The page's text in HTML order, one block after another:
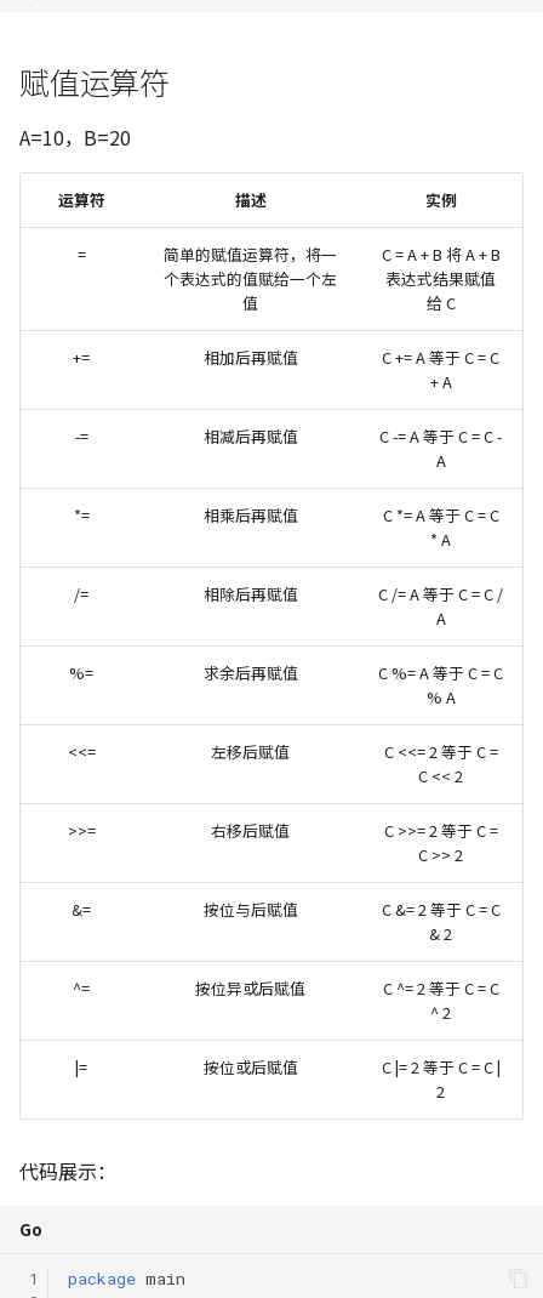
赋值运算符
A=10，B=20
运算符 描述 实例
=
简单的赋值运算符，将一
个表达式的值赋给一个左
值
C = A + B 将 A + B
表达式结果赋值
给 C
+= 相加后再赋值
C += A 等于 C = C
+ A
-= 相减后再赋值
C -= A 等于 C = C -
A
*= 相乘后再赋值
C *= A 等于 C = C
* A
/= 相除后再赋值
C /= A 等于 C = C /
A
%= 求余后再赋值
C %= A 等于 C = C
% A
<<= 左移后赋值
C <<= 2 等于 C =
C << 2
>>= 右移后赋值
C >>= 2 等于 C =
C >> 2
&= 按位与后赋值
C &= 2 等于 C = C
& 2
^= 按位异或后赋值
C ^= 2 等于 C = C
^ 2
|= 按位或后赋值
C |= 2 等于 C = C |
2
代码展示：
Go
1
package main